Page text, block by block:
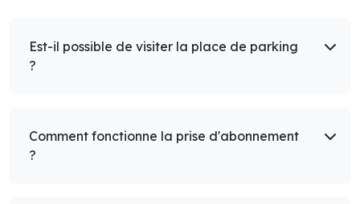
Est-il possible de visiter la place de parking
?
Comment fonctionne la prise d'abonnement
?